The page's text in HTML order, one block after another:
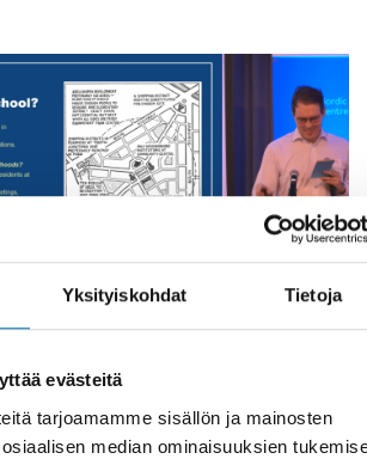
Yksityiskohdat Tietoja
evästeitä
tarjoamamme sisällön ja mainosten
median ominaisuuksien
Nordic Welfare States — The Voices of
av professor Peter Esaiasson vid
Projektet är en del av